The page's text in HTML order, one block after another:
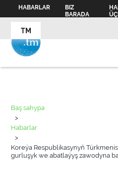
HABARLAR
BIZ
BARADA
TM
Baş sahypa
>
Habarlar
>
Koreýa Respublikasynyň
gurluşyk we abatlaýyş zawodyna